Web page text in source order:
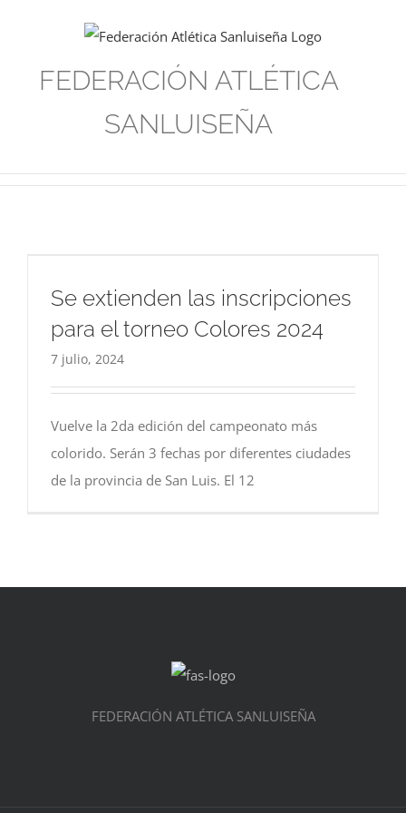
contenidoFEDERACIÓN ATLÉTICA
SANLUISEÑA
Se extienden las inscripciones
para el torneo Colores 2024
7 julio, 2024
Vuelve la 2da edición del campeonato más
colorido. Serán 3 fechas por diferentes ciudades
de la provincia de San Luis. El 12
FEDERACIÓN ATLÉTICA SANLUISEÑA